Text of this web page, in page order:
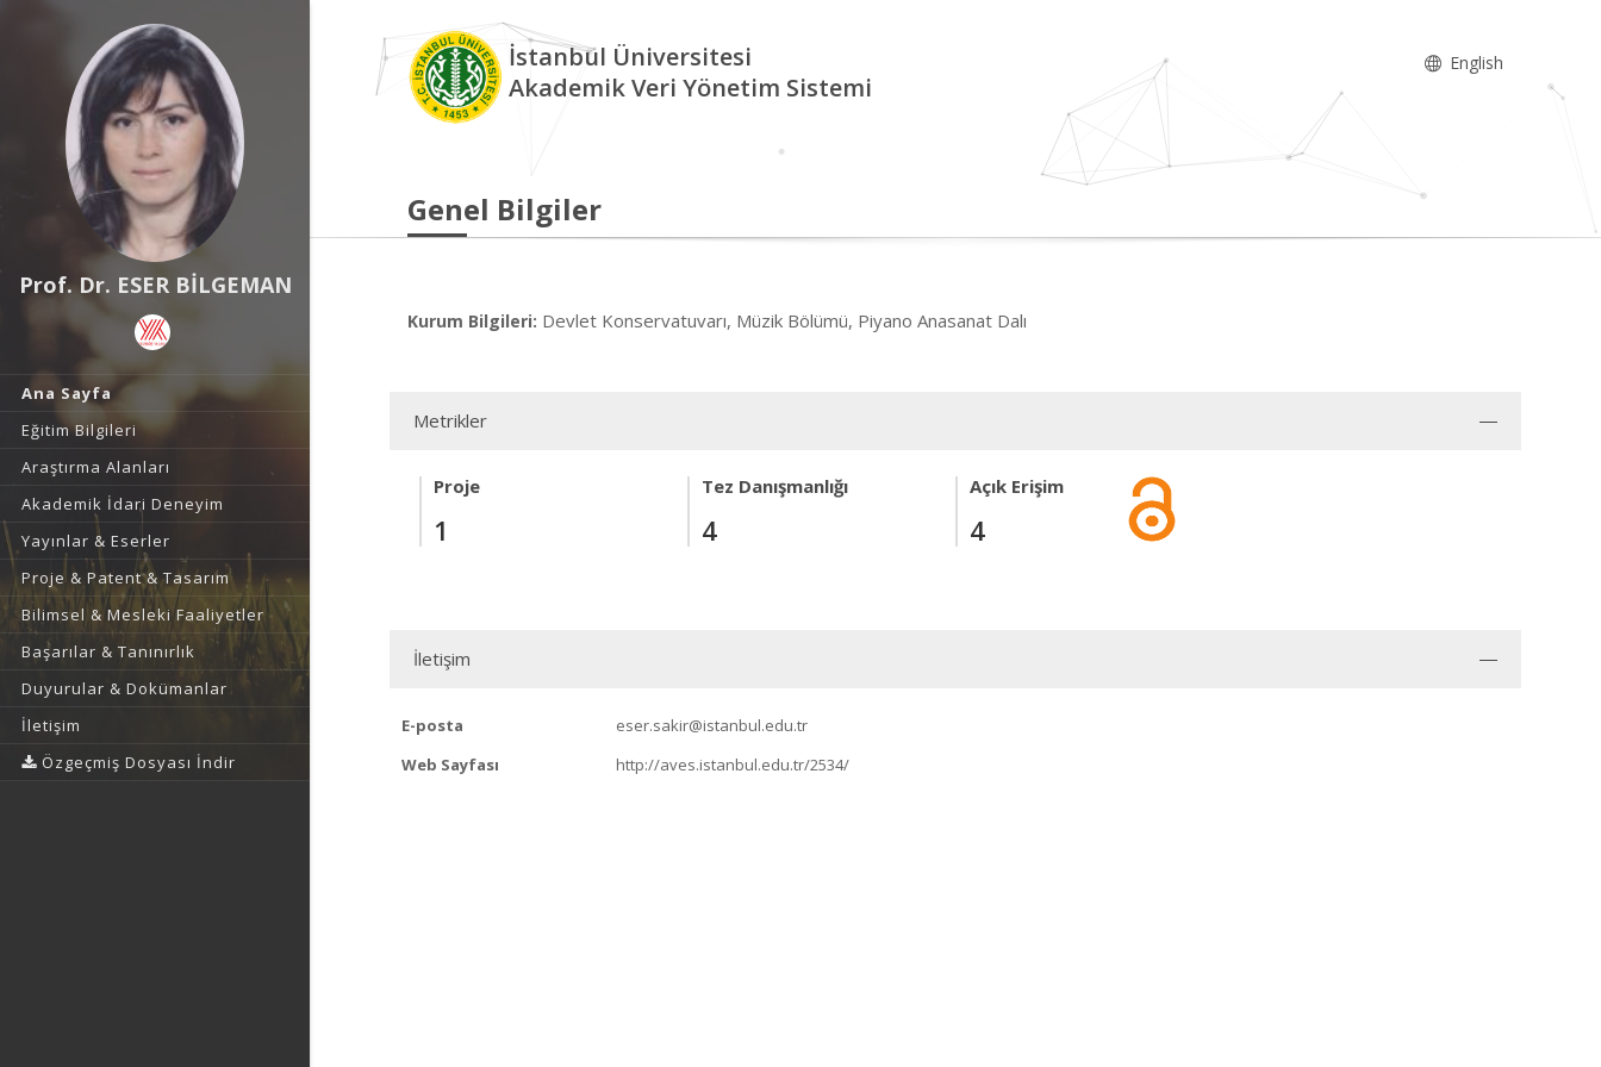
Prof. Dr. ESER BİLGEMAN
Ana Sayfa
Eğitim Bilgileri
Araştırma Alanları
Akademik İdari Deneyim
Yayınlar & Eserler
Proje & Patent & Tasarım
Bilimsel & Mesleki Faaliyetler
Başarılar & Tanınırlık
Duyurular & Dokümanlar
İletişim
Özgeçmiş Dosyası İndir
İstanbul Üniversitesi
Akademik Veri Yönetim Sistemi
English
Genel Bilgiler
Kurum Bilgileri: Devlet Konservatuvarı, Müzik Bölümü, Piyano Anasanat Dalı
Metrikler
Proje
1
Tez Danışmanlığı
4
Açık Erişim
4
İletişim
E-posta
eser.sakir@istanbul.edu.tr
Web Sayfası
http://aves.istanbul.edu.tr/2534/